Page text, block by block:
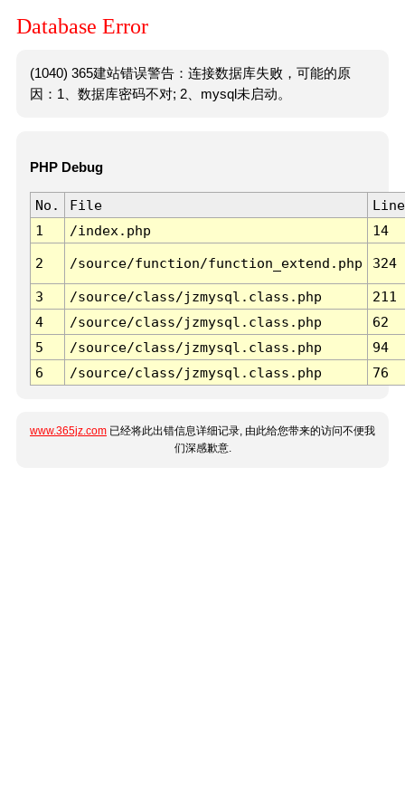
Database Error
(1040) 365建站错误警告：连接数据库失败，可能的原
因：1、数据库密码不对; 2、mysql未启动。
PHP Debug
No. File
Line
1
/index.php 14
2 /source/function/function_extend.php 324
3 /source/class/jzmysql.class.php
211
4
/source/class/jzmysql.class.php
62
5
/source/class/jzmysql.class.php
94
6
/source/class/jzmysql.class.php 76
www.365jz.com 已经将此出错信息详细记录, 由此给您带来的访问不便我
们深感歉意.